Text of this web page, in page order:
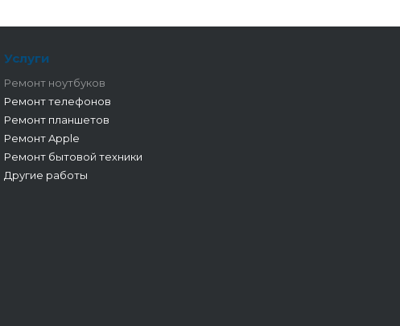
Услуги
Ремонт ноутбуков
Ремонт телефонов
Ремонт планшетов
Ремонт Apple
Ремонт бытовой техники
Другие работы